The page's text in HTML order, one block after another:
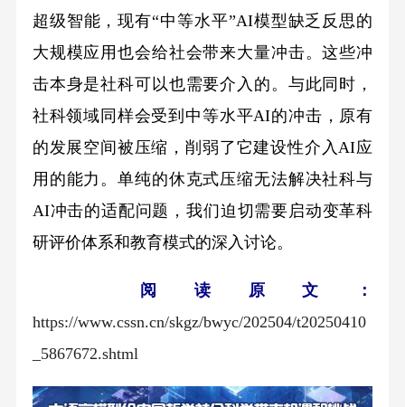
超级智能，现有“中等水平”AI模型缺乏反思的
大规模应用也会给社会带来大量冲击。这些冲
击本身是社科可以也需要介入的。与此同时，
社科领域同样会受到中等水平AI的冲击，原有
的发展空间被压缩，削弱了它建设性介入AI应
用的能力。单纯的休克式压缩无法解决社科与
AI冲击的适配问题，我们迫切需要启动变革科
研评价体系和教育模式的深入讨论。
阅读原文：
https://www.cssn.cn/skgz/bwyc/202504/t20250410
_5867672.shtml